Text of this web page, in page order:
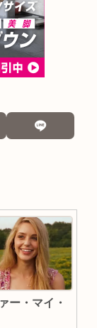
ー・マイ・